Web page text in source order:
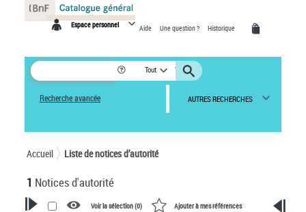
Espace personnel Aide Une question ? Historique
Tout
Recherche avancée AUTRES RECHERCHES
Accueil Liste de notices d’autorité
1 Notices d'autorité
Voir la sélection (0) Ajouter à mes références
Panneau de gestion des cookies